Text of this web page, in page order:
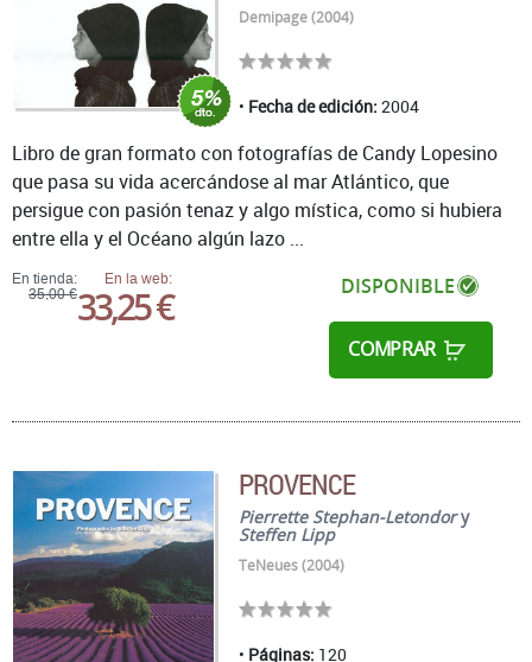
Demipage (2004)
Fecha de edición: 2004
En tienda:
35,00 €
En la web:
33,25 € DISPONIBLE
COMPRAR
Libro de gran formato con fotografías de Candy Lopesino
que pasa su vida acercándose al mar Atlántico, que
persigue con pasión tenaz y algo mística, como si hubiera
entre ella y el Océano algún lazo ...
PROVENCE
Pierrette Stephan-Letondory
Steffen Lipp
TeNeues (2004)
Páginas: 120